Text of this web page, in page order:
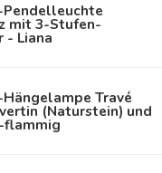
Pendelleuchte
mit 3-Stufen-
- Liana
Travé
(Naturstein) und
flammig